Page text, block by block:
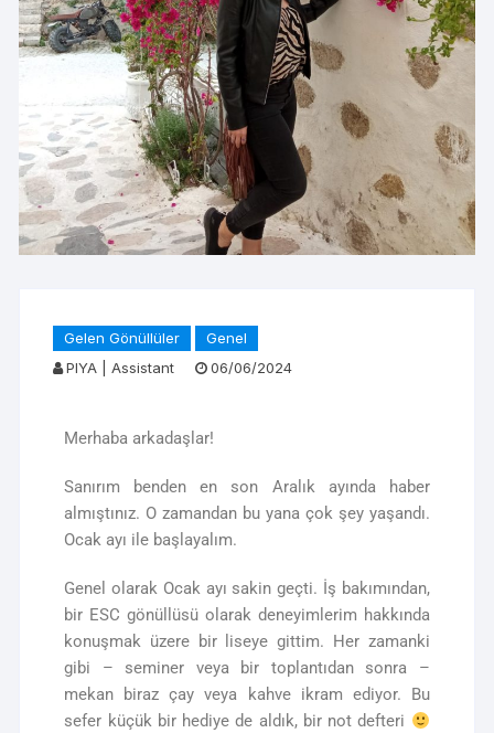
Gelen Gönüllüler
Genel
PIYA | Assistant
06/06/2024
Merhaba arkadaşlar!
Sanırım benden en son Aralık ayında haber
almıştınız. O zamandan bu yana çok şey yaşandı.
Ocak ayı ile başlayalım.
Genel olarak Ocak ayı sakin geçti. İş bakımından,
bir ESC gönüllüsü olarak deneyimlerim hakkında
konuşmak üzere bir liseye gittim. Her zamanki
gibi – seminer veya bir toplantıdan sonra –
mekan biraz çay veya kahve ikram ediyor. Bu
sefer küçük bir hediye de aldık, bir not defteri